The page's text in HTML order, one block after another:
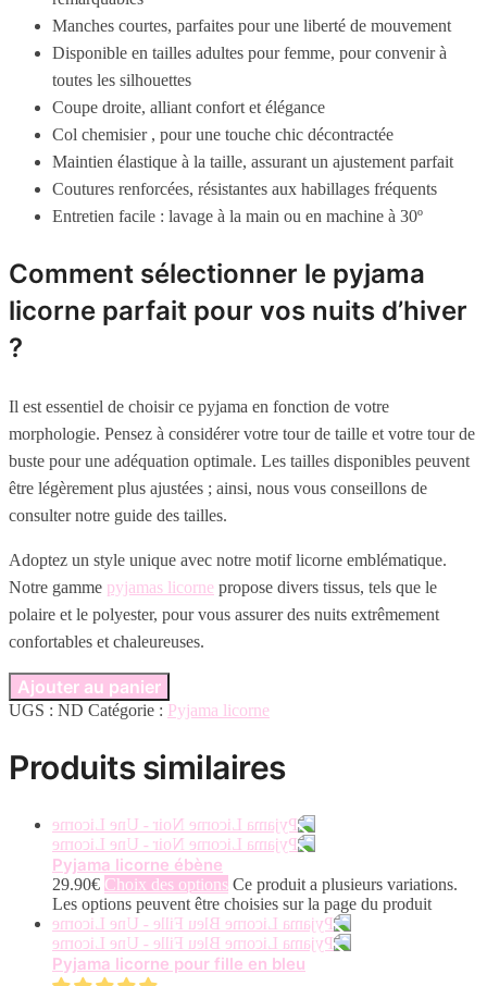
Manches courtes, parfaites pour une liberté de mouvement
Disponible en tailles adultes pour femme, pour convenir à
toutes les silhouettes
Coupe droite, alliant confort et élégance
Col chemisier, pour une touche chic décontractée
Maintien élastique à la taille, assurant un ajustement parfait
Coutures renforcées, résistantes aux habillages fréquents
Entretien facile : lavage à la main ou en machine à 30º
Comment sélectionner le pyjama
licorne parfait pour vos nuits d’hiver
?
Il est essentiel de choisir ce pyjama en fonction de votre
morphologie. Pensez à considérer votre tour de taille et votre tour de
buste pour une adéquation optimale. Les tailles disponibles peuvent
être légèrement plus ajustées ; ainsi, nous vous conseillons de
consulter notre guide des tailles.
Adoptez un style unique avec notre motif licorne emblématique.
Notre gamme pyjamas licorne propose divers tissus, tels que le
polaire et le polyester, pour vous assurer des nuits extrêmement
confortables et chaleureuses.
Ajouter au panier
UGS : ND Catégorie : Pyjama licorne
Produits similaires
Pyjama licorne ébène
29.90€ Choix des options Ce produit a plusieurs variations.
Les options peuvent être choisies sur la page du produit
Pyjama licorne pour fille en bleu